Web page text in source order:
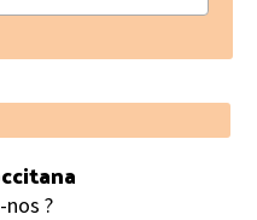
nos ?